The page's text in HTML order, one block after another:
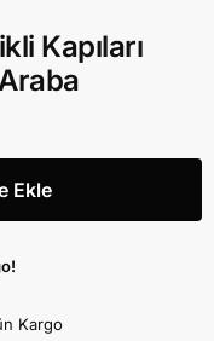
Kapıları
Ekle
Kargo